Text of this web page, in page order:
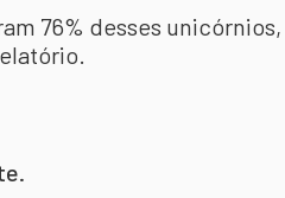
76% desses